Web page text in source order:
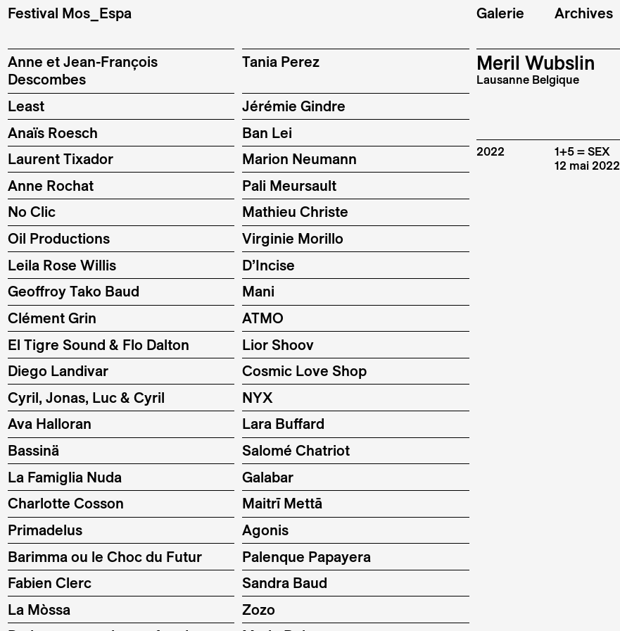
Festival Mos_Espa Galerie Archives
Anne et Jean-François
Descombes
Tania Perez
Least
Jérémie Gindre
Anaïs Roesch
Ban Lei
Laurent Tixador
Marion Neumann
Anne Rochat
Pali Meursault
No Clic
Mathieu Christe
Oil Productions
Virginie Morillo
Leila Rose Willis
D’Incise
Geoffroy Tako Baud
Mani
Clément Grin
ATMO
El Tigre Sound & Flo Dalton
Lior Shoov
Diego Landivar
Cosmic Love Shop
Cyril, Jonas, Luc & Cyril
NYX
Ava Halloran
Lara Buffard
Bassinä
Salomé Chatriot
La Famiglia Nuda
Galabar
Charlotte Cosson
Maitrī Mettā
Primadelus
Agonis
Barimma ou le Choc du Futur
Palenque Papayera
Fabien Clerc
Sandra Baud
La Mòssa
Zozo
Meril Wubslin
Lausanne Belgique
2022
1+5 = SEX
12 mai 2022